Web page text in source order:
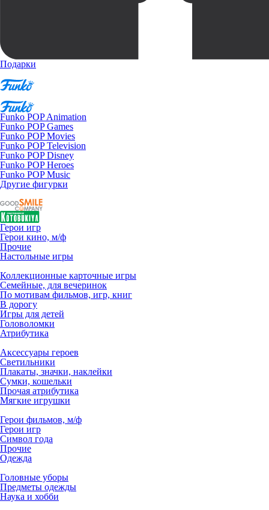
Подарки
Funko POP Animation
Funko POP Games
Funko POP Movies
Funko POP Television
Funko POP Disney
Funko POP Heroes
Funko POP Music
Другие фигурки
Герои игр
Герои кино, м/ф
Прочие
Настольные игры
Коллекционные карточные игры
Семейные, для вечеринок
По мотивам фильмов, игр, книг
В дорогу
Игры для детей
Головоломки
Атрибутика
Аксессуары героев
Светильники
Плакаты, значки, наклейки
Сумки, кошельки
Прочая атрибутика
Мягкие игрушки
Герои фильмов, м/ф
Герои игр
Символ года
Прочие
Одежда
Головные уборы
Предметы одежды
Наука и хобби